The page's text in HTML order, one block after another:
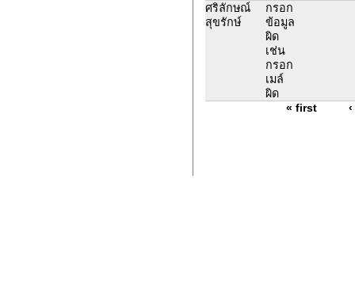
ศริลักษณ์
สุขรักษ์
กรอก
ข้อมูล
ผิด
เช่น
กรอก
เมล์
ผิด
« first